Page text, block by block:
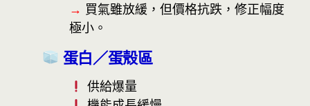
→ 買氣雖放緩，但價格抗跌，修正幅度
極小。
蛋白／蛋殼區
供給爆量